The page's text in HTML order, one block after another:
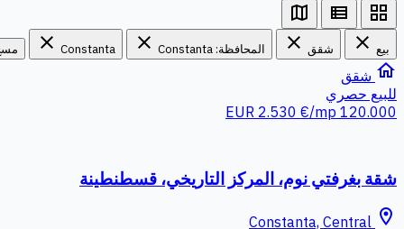
grid_view
view_list
map
بيع close شقق close المحافظة: Constanta close
Constanta
close
home شقق
للبيع حصري
120.000 EUR
2.530 €/mp
شقة بغرفتي نوم، المركز التاريخي، قسطنطينة
location_on